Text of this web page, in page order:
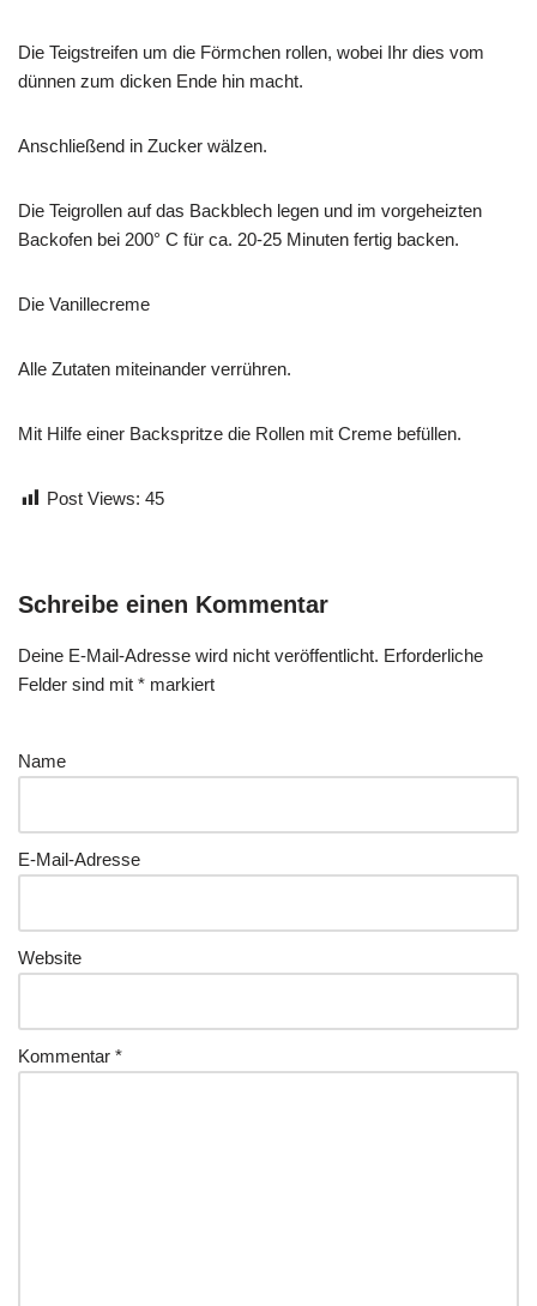
Die Teigstreifen um die Förmchen rollen, wobei Ihr dies vom
dünnen zum dicken Ende hin macht.
Anschließend in Zucker wälzen.
Die Teigrollen auf das Backblech legen und im vorgeheizten
Backofen bei 200° C für ca. 20-25 Minuten fertig backen.
Die Vanillecreme
Alle Zutaten miteinander verrühren.
Mit Hilfe einer Backspritze die Rollen mit Creme befüllen.
Post Views: 45
Schreibe einen Kommentar
Deine E-Mail-Adresse wird nicht veröffentlicht. Erforderliche
Felder sind mit * markiert
Name
E-Mail-Adresse
Website
Kommentar *